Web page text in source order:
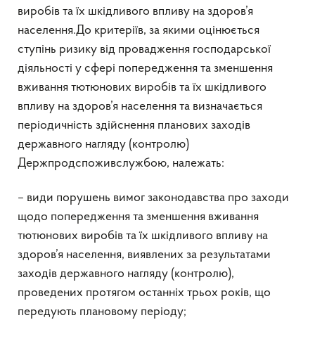
виробів та їх шкідливого впливу на здоров’я
населення.До критеріїв, за якими оцінюється
ступінь ризику від провадження господарської
діяльності у сфері попередження та зменшення
вживання тютюнових виробів та їх шкідливого
впливу на здоров’я населення та визначається
періодичність здійснення планових заходів
державного нагляду (контролю)
Держпродспоживслужбою, належать:
– види порушень вимог законодавства про заходи
щодо попередження та зменшення вживання
тютюнових виробів та їх шкідливого впливу на
здоров’я населення, виявлених за результатами
заходів державного нагляду (контролю),
проведених протягом останніх трьох років, що
передують плановому періоду;